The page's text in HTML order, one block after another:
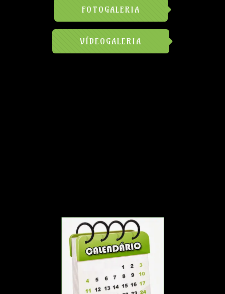
FOTOGALERIA
VÍDEOGALERIA